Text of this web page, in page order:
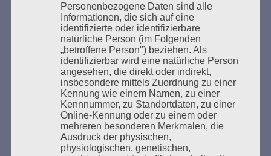
Weitere Informationen: lesezeichen-setzen.de
GEDENKEN UND ERINNERN BEGINNT IN
UNSERER NACHBARSCHAFT
Personenbezogene Daten sind alle
Informationen, die sich auf eine
identifizierte oder identifizierbare
natürliche Person (im Folgenden
„betroffene Person") beziehen. Als
identifizierbar wird eine natürliche Person
angesehen, die direkt oder indirekt,
insbesondere mittels Zuordnung zu einer
Kennung wie einem Namen, zu einer
Kennnummer, zu Standortdaten, zu einer
Online-Kennung oder zu einem oder
mehreren besonderen Merkmalen, die
Ausdruck der physischen,
physiologischen, genetischen,